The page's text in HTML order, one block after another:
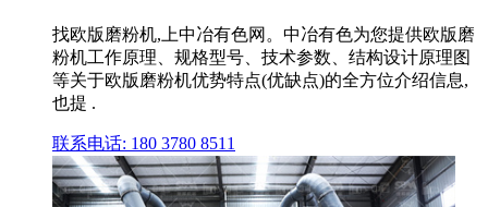
找欧版磨粉机,上中冶有色网。中冶有色为您提供欧版磨
粉机工作原理、规格型号、技术参数、结构设计原理图
等关于欧版磨粉机优势特点(优缺点)的全方位介绍信息,
也提 .
联系电话: 180 3780 8511